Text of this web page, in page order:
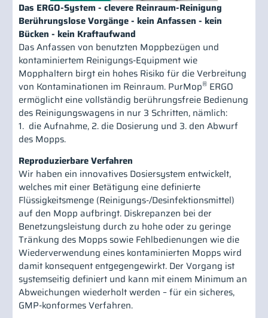
Das ERGO-System - clevere Reinraum-Reinigung
Berührungslose Vorgänge - kein Anfassen - kein
Bücken - kein Kraftaufwand
Das Anfassen von benutzten Moppbezügen und
kontaminiertem Reinigungs-Equipment wie
Mopphaltern birgt ein hohes Risiko für die Verbreitung
von Kontaminationen im Reinraum. PurMop®ERGO
ermöglicht eine vollständig berührungsfreie Bedienung
des Reinigungswagens in nur 3 Schritten, nämlich:
1. die Aufnahme, 2. die Dosierung und 3. den Abwurf
des Mopps.
Reproduzierbare Verfahren
Wir haben ein innovatives Dosiersystem entwickelt,
welches mit einer Betätigung eine definierte
Flüssigkeitsmenge (Reinigungs-/Desinfektionsmittel)
auf den Mopp aufbringt. Diskrepanzen bei der
Benetzungsleistung durch zu hohe oder zu geringe
Tränkung des Mopps sowie Fehlbedienungen wie die
Wiederverwendung eines kontaminierten Mopps wird
damit konsequent entgegengewirkt. Der Vorgang ist
systemseitig definiert und kann mit einem Minimum an
Abweichungen wiederholt werden – für ein sicheres,
GMP-konformes Verfahren.